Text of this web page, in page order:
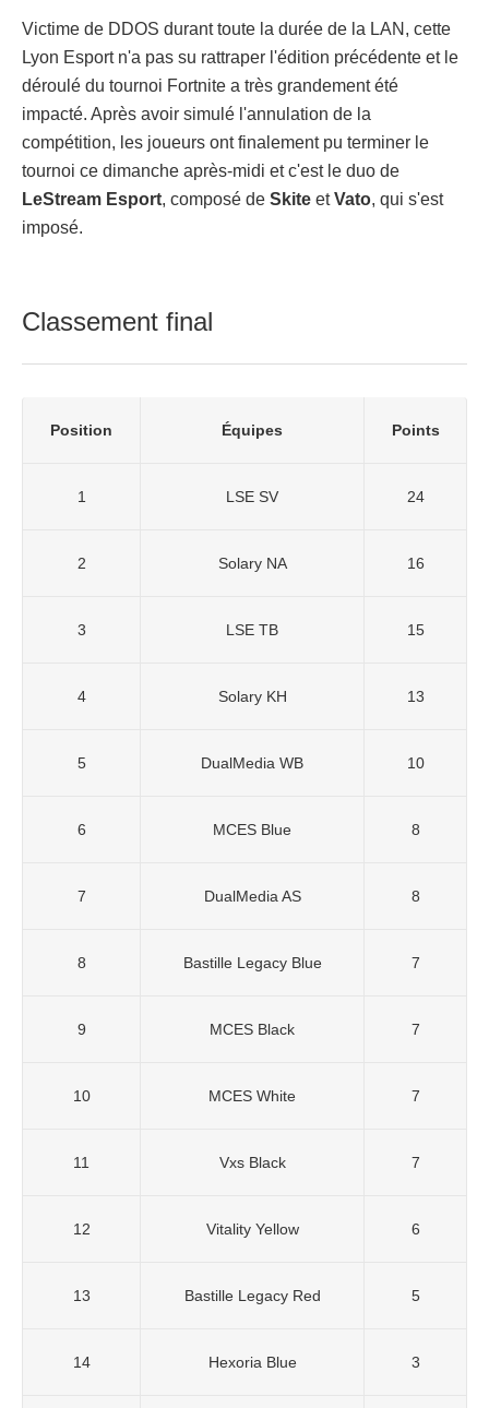
Victime de DDOS durant toute la durée de la LAN, cette
Lyon Esport n'a pas su rattraper l'édition précédente et le
déroulé du tournoi Fortnite a très grandement été
impacté. Après avoir simulé l'annulation de la
compétition, les joueurs ont finalement pu terminer le
tournoi ce dimanche après-midi et c'est le duo de
LeStream Esport, composé de Skite etVato, qui s'est
imposé.
Classement final
Position Équipes Points
1 LSE SV 24
2 Solary NA 16
3 LSE TB 15
4 Solary KH 13
5 DualMedia WB 10
6 MCES Blue 8
7 DualMedia AS 8
8 Bastille Legacy Blue 7
9 MCES Black 7
10 MCES White 7
11 Vxs Black 7
12 Vitality Yellow 6
13 Bastille Legacy Red 5
14 Hexoria Blue 3